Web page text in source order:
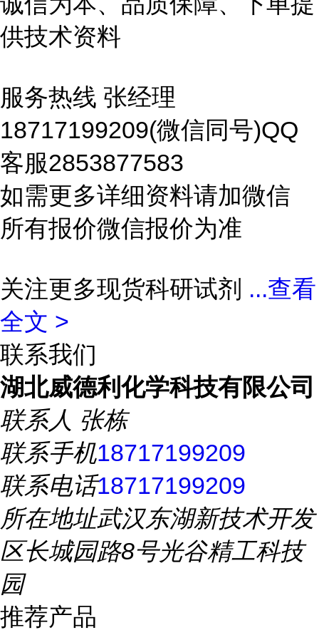
供技术资料
服务热线 张经理
18717199209(微信同号)QQ
客服2853877583
如需更多详细资料请加微信
所有报价微信报价为准
关注更多现货科研试剂 ...查看
全文 >
联系我们
湖北威德利化学科技有限公司
联系人 张栋
联系手机18717199209
联系电话18717199209
所在地址武汉东湖新技术开发
区长城园路8号光谷精工科技
园
推荐产品